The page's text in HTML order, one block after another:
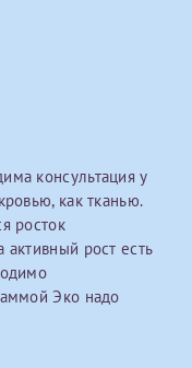
консультация у
как тканью.
росток
рост есть
Эко надо
на обработку
услугах